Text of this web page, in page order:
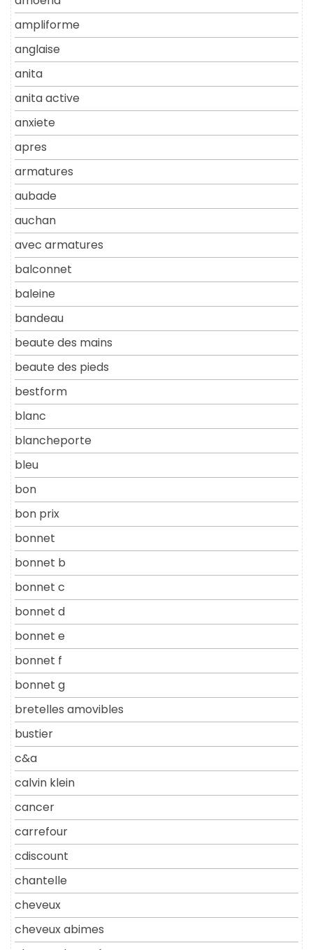
ampliforme
anglaise
anita
anita active
anxiete
apres
armatures
aubade
auchan
avec armatures
balconnet
baleine
bandeau
beaute des mains
beaute des pieds
bestform
blanc
blancheporte
bleu
bon
bon prix
bonnet
bonnet b
bonnet c
bonnet d
bonnet e
bonnet f
bonnet g
bretelles amovibles
bustier
c&a
calvin klein
cancer
carrefour
cdiscount
chantelle
cheveux
cheveux abimes